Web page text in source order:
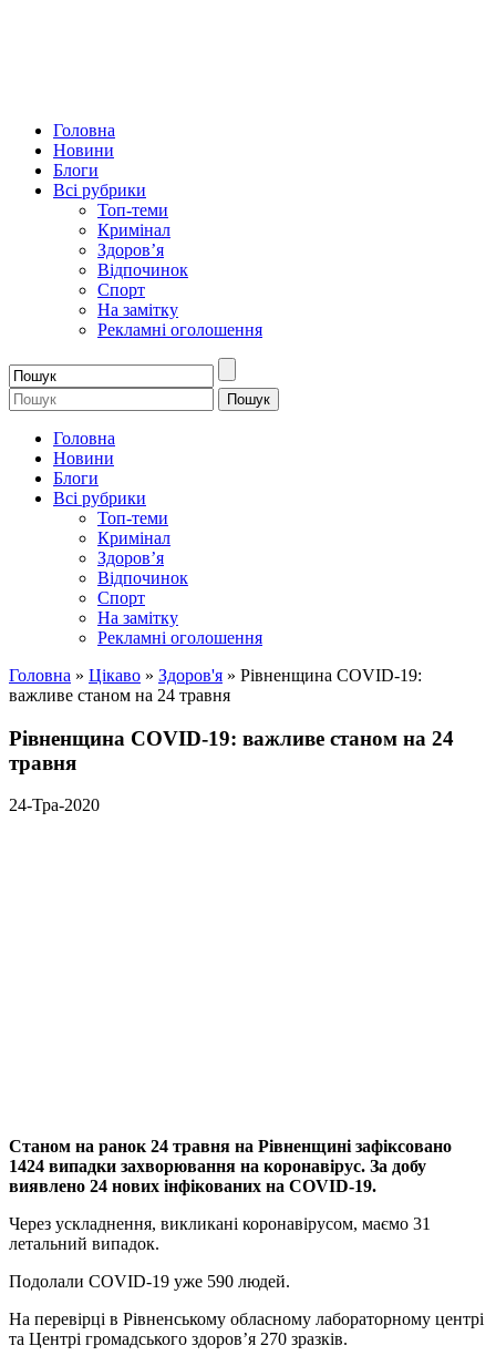
Головна
Новини
Блоги
Всі рубрики
Топ-теми
Кримінал
Здоров’я
Відпочинок
Спорт
На замітку
Рекламні оголошення
Головна
Новини
Блоги
Всі рубрики
Топ-теми
Кримінал
Здоров’я
Відпочинок
Спорт
На замітку
Рекламні оголошення
Головна » Цікаво » Здоров'я » Рівненщина COVID-19:
важливе станом на 24 травня
Рівненщина COVID-19: важливе станом на 24
травня
24-Тра-2020
Станом на ранок 24 травня на Рівненщині зафіксовано
1424 випадки захворювання на коронавірус. За добу
виявлено 24 нових інфікованих на COVID-19.
Через ускладнення, викликані коронавірусом, маємо 31
летальний випадок.
Подолали COVID-19 уже 590 людей.
На перевірці в Рівненському обласному лабораторному центрі
та Центрі громадського здоров’я 270 зразків.